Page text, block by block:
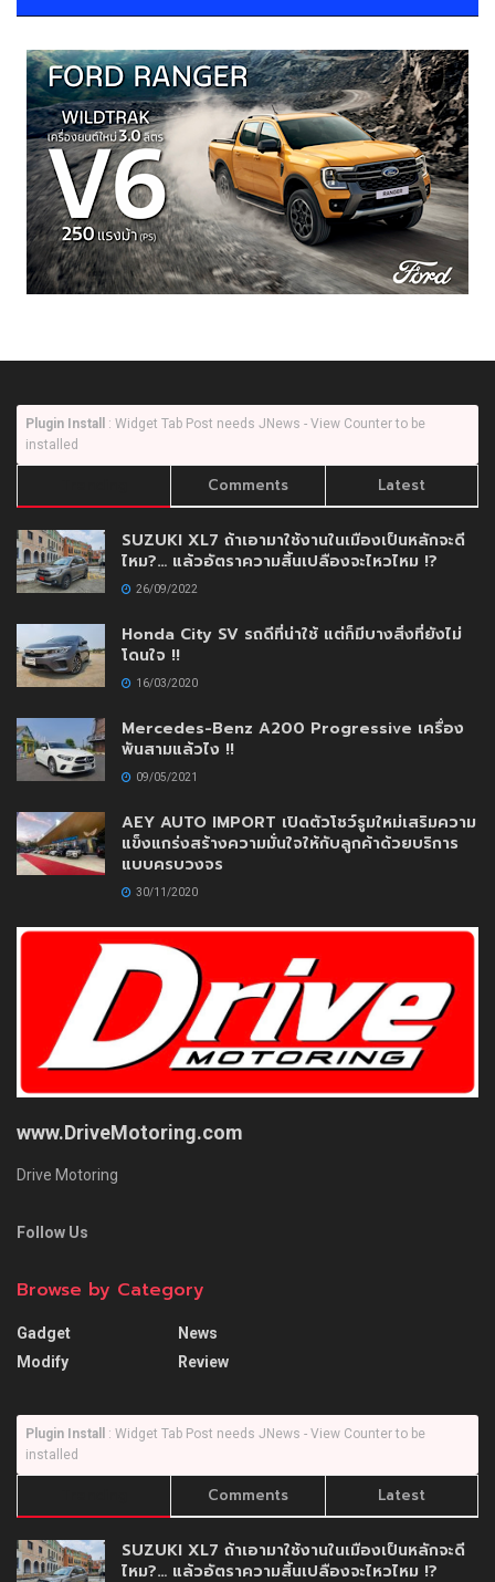
Plugin Install
: Widget Tab Post needs JNews - View Counter to be
installed
Comments Latest
SUZUKI XL7 ถ้าเอามาใช้งานในเมืองเป็นหลักจะดี
ไหม?… แล้วอัตราความสิ้นเปลืองจะไหวไหม !?
26/09/2022
Honda City SV รถดีที่น่าใช้ แต่ก็มีบางสิ่งที่ยังไม่
โดนใจ !!
16/03/2020
Mercedes-Benz A200 Progressive เครื่อง
พันสามแล้วไง !!
09/05/2021
AEY AUTO IMPORT เปิดตัวโชว์รูมใหม่เสริมความ
แข็งแกร่งสร้างความมั่นใจให้กับลูกค้าด้วยบริการ
แบบครบวงจร
30/11/2020
www.DriveMotoring.com
Drive Motoring
Follow Us
Browse by Category
Gadget
Modify
News
Review
Plugin Install
: Widget Tab Post needs JNews - View Counter to be
installed
Comments Latest
SUZUKI XL7 ถ้าเอามาใช้งานในเมืองเป็นหลักจะดี
ไหม?… แล้วอัตราความสิ้นเปลืองจะไหวไหม !?